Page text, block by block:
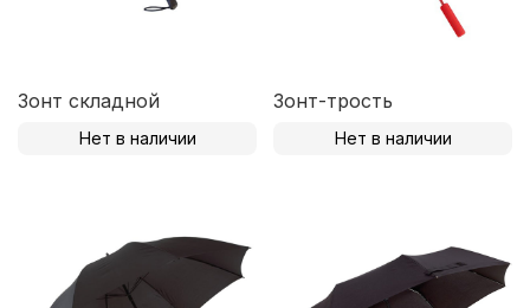
Зонт складной
Нет в наличии
Зонт-трость
Нет в наличии